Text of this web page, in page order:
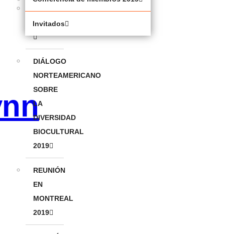
CONFERENCE
DIÁLOGO
NORTEAMERICANO
SOBRE
LA
DIVERSIDAD
BIOCULTURAL
2019
REUNIÓN
EN
MONTREAL
2019
Invitados